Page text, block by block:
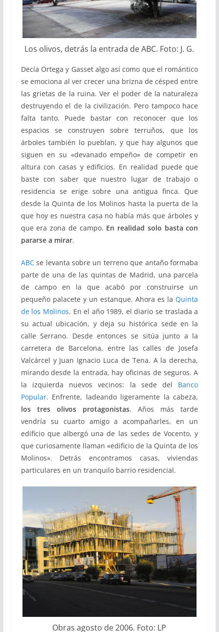
Los olivos, detrás la entrada de ABC. Foto: J. G.
Decía Ortega y Gasset algo así como que el romántico
se emociona al ver crecer una brizna de césped entre
las grietas de la ruina. Ver el poder de la naturaleza
destruyendo el de la civilización. Pero tampoco hace
falta tanto. Puede bastar con reconocer que los
espacios se construyen sobre terruños, que los
árboles también lo pueblan, y que hay algunos que
siguen en su «devanado empeño» de competir en
altura con casas y edificios. En realidad puede que
baste con saber que nuestro lugar de trabajo o
residencia se erige sobre una antigua finca. Que
desde la Quinta de los Molinos hasta la puerta de la
que hoy es nuestra casa no había más que árboles y
que era zona de campo. En realidad solo basta con
pararse a mirar.
ABCse levanta sobre un terreno que antaño formaba
parte de una de las quintas de Madrid, una parcela
de campo en la que acabó por construirse un
pequeño palacete y un estanque. Ahora es la Quinta
de los Molinos. En el año 1989, el diario se traslada a
su actual ubicación, y deja su histórica sede en la
calle Serrano. Desde entonces se sitúa junto a la
carretera de Barcelona, entre las calles de Josefa
Valcárcel y Juan Ignacio Luca de Tena. A la derecha,
mirando desde la entrada, hay oficinas de seguros. A
la izquierda nuevos vecinos: la sede del Banco
Popular. Enfrente, ladeando ligeramente la cabeza,
los tres olivos protagonistas. Años más tarde
vendría su cuarto amigo a acompañarles, en un
edificio que albergó una de las sedes de Vocento, y
que curiosamente llaman «edificio de la Quinta de los
Molinos». Detrás encontramos casas, viviendas
particulares en un tranquilo barrio residencial.
Obras agosto de 2006. Foto: LP